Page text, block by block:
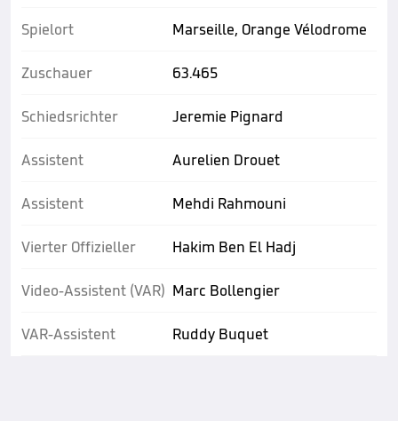
Spielort
Zuschauer
Schiedsrichter
Assistent
Assistent
Vierter Offizieller
Video-Assistent (VAR)
VAR-Assistent
Marseille, Orange Vélodrome
63.465
Jeremie Pignard
Aurelien Drouet
Mehdi Rahmouni
Hakim Ben El Hadj
Marc Bollengier
Ruddy Buquet